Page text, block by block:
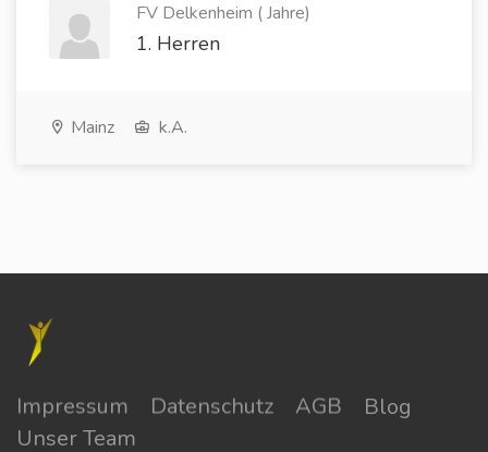
FV Delkenheim ( Jahre)
1. Herren
Mainz k.A.
Impressum Datenschutz AGB
Blog
Unser Team